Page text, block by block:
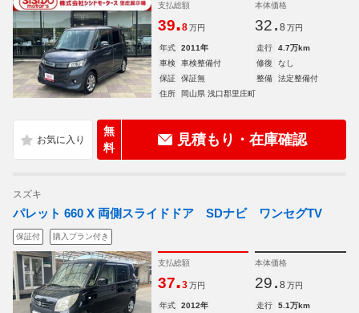
支払総額
39.8 万円
本体価格
32. 8 万円
年式 2011年 走行
4.7万km
車検
車検整備付 修復
なし
保証
保証無 整備
法定整備付
住所
岡山県 浅口郡里庄町
無
料
見積もり・在庫確認
スズキ
パレット 660 X 両側スライドドア SDナビ ワンセグTV
保証付 購入プラン付き
支払総額
37.3 万円
本体価格
29. 8 万円
年式 2012年 走行
5.1万km